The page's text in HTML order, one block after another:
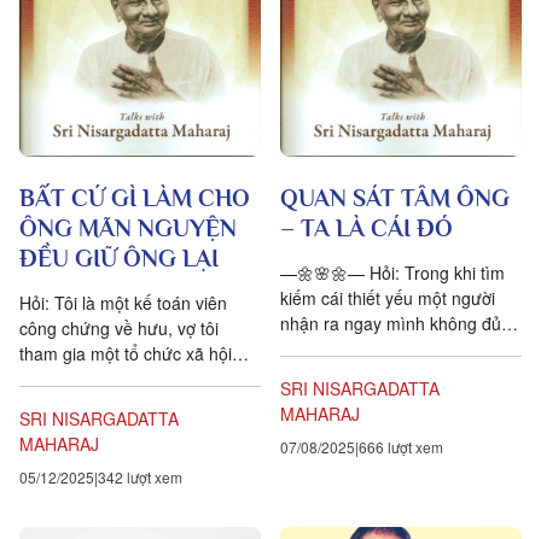
BẤT CỨ GÌ LÀM CHO
ÔNG MÃN NGUYỆN
ĐỀU GIỮ ÔNG LẠI
Hỏi: Tôi là một kế toán viên
công chứng về hưu, vợ tôi
tham gia một tổ chức xã hội
SRI NISARGADATTA
MAHARAJ
05/12/2025 342 lượt xem
QUAN SÁT TÂM ÔNG
– TA LÀ CÁI ĐÓ
—🌼🌸🌼— Hỏi: Trong khi tìm
kiếm cái thiết yếu một người
nhận ra ngay mình không đủ
đạo...
SRI NISARGADATTA
MAHARAJ
07/08/2025 666 lượt xem